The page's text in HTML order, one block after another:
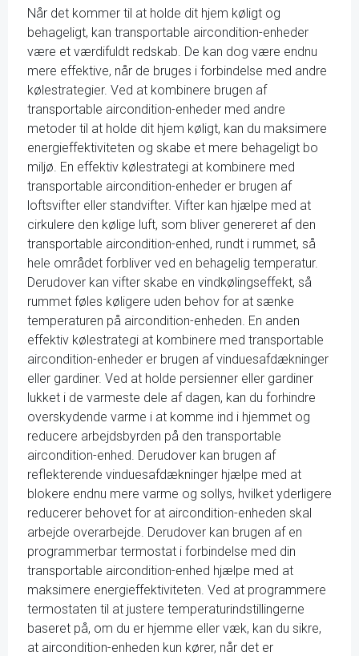
Når det kommer til at holde dit hjem køligt og
behageligt, kan transportable aircondition-enheder
være et værdifuldt redskab. De kan dog være endnu
mere effektive, når de bruges i forbindelse med andre
kølestrategier. Ved at kombinere brugen af
transportable aircondition-enheder med andre
metoder til at holde dit hjem køligt, kan du maksimere
energieffektiviteten og skabe et mere behageligt bo
miljø. En effektiv kølestrategi at kombinere med
transportable aircondition-enheder er brugen af
loftsvifter eller standvifter. Vifter kan hjælpe med at
cirkulere den kølige luft, som bliver genereret af den
transportable aircondition-enhed, rundt i rummet, så
hele området forbliver ved en behagelig temperatur.
Derudover kan vifter skabe en vindkølingseffekt, så
rummet føles køligere uden behov for at sænke
temperaturen på aircondition-enheden. En anden
effektiv kølestrategi at kombinere med transportable
aircondition-enheder er brugen af vinduesafdækninger
eller gardiner. Ved at holde persienner eller gardiner
lukket i de varmeste dele af dagen, kan du forhindre
overskydende varme i at komme ind i hjemmet og
reducere arbejdsbyrden på den transportable
aircondition-enhed. Derudover kan brugen af
reflekterende vinduesafdækninger hjælpe med at
blokere endnu mere varme og sollys, hvilket yderligere
reducerer behovet for at aircondition-enheden skal
arbejde overarbejde. Derudover kan brugen af en
programmerbar termostat i forbindelse med din
transportable aircondition-enhed hjælpe med at
maksimere energieffektiviteten. Ved at programmere
termostaten til at justere temperaturindstillingerne
baseret på, om du er hjemme eller væk, kan du sikre,
at aircondition-enheden kun kører, når det er